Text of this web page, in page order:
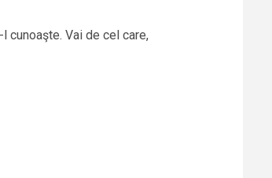
cunoaşte. Vai de cel care,